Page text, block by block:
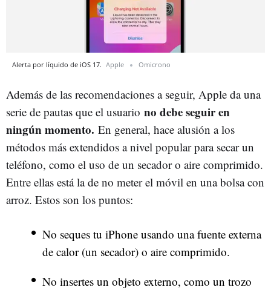
Alerta por líquido de iOS 17. Apple Omicrono
Además de las recomendaciones a seguir, Apple da una
serie de pautas que el usuario no debe seguir en
ningún momento. En general, hace alusión a los
métodos más extendidos a nivel popular para secar un
teléfono, como el uso de un secador o aire comprimido.
Entre ellas está la de no meter el móvil en una bolsa con
arroz. Estos son los puntos:
No seques tu iPhone usando una fuente externa
de calor (un secador) o aire comprimido.
No insertes un objeto externo, como un trozo